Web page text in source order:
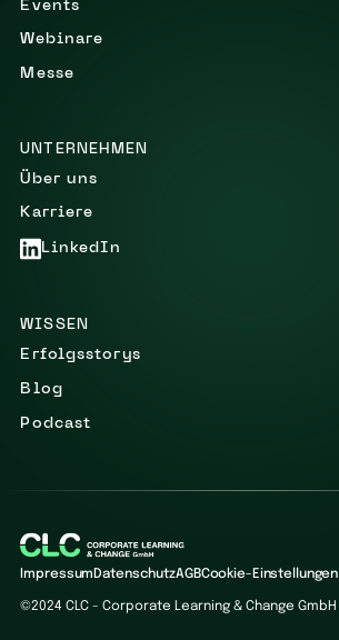
Events
Webinare
Messe
UNTERNEHMEN
Über uns
Karriere
LinkedIn
WISSEN
Erfolgsstorys
Blog
Podcast
ImpressumDatenschutzAGBCookie-Einstellungen
©2024 CLC - Corporate Learning & Change GmbH